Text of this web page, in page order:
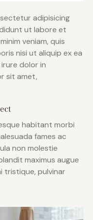
adipisicing
ut labore et
veniam, quis
nisi ut aliquip ex ea
dolor in
sit amet,
habitant morbi
fames ac
non molestie
maximus augue
tristique, pulvinar